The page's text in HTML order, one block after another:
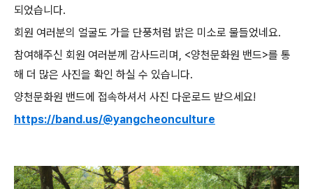
되었습니다.
회원 여러분의 얼굴도 가을 단풍처럼 밝은 미소로 물들었네요.
참여해주신 회원 여러분께 감사드리며, <양천문화원 밴드>를 통
해 더 많은 사진을 확인 하실 수 있습니다.
양천문화원 밴드에 접속하셔서 사진 다운로드 받으세요!
https://band.us/@yangcheonculture